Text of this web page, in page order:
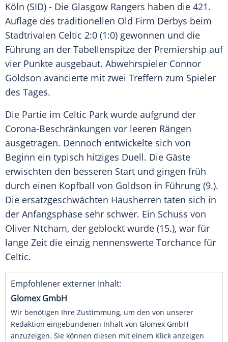
Köln (SID) - Die Glasgow Rangers haben die 421.
Auflage des traditionellen Old Firm Derbys beim
Stadtrivalen Celtic 2:0 (1:0) gewonnen und die
Führung an der Tabellenspitze der Premiership auf
vier Punkte ausgebaut. Abwehrspieler Connor
Goldson avancierte mit zwei Treffern zum Spieler
des Tages.
Die Partie im Celtic Park wurde aufgrund der
Corona-Beschränkungen vor leeren Rängen
ausgetragen. Dennoch entwickelte sich von
Beginn ein typisch hitziges Duell. Die Gäste
erwischten den besseren Start und gingen früh
durch einen Kopfball von Goldson in Führung (9.).
Die ersatzgeschwächten Hausherren taten sich in
der Anfangsphase sehr schwer. Ein Schuss von
Oliver Ntcham, der geblockt wurde (15.), war für
lange Zeit die einzig nennenswerte Torchance für
Celtic.
Empfohlener externer Inhalt:
Glomex GmbH
Wir benötigen Ihre Zustimmung, um den von unserer
Redaktion eingebundenen Inhalt von Glomex GmbH
anzuzeigen. Sie können diesen mit einem Klick anzeigen